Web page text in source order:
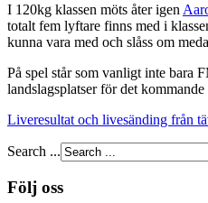
I 120kg klassen möts åter igen
totalt fem lyftare finns med i
kunna vara med och slåss om
På spel står som vanligt inte bara
landslagsplatser för det kommande
Liveresultat och livesänding från
Search ...
Följ oss